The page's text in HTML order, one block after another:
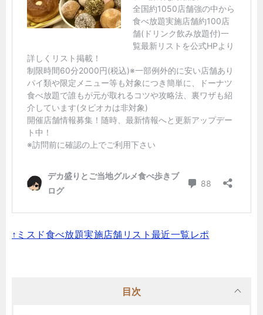
↑ミスド食べ放題実施店舗リスト最近一覧レポ
目次